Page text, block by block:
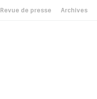
Revue de presse Archives